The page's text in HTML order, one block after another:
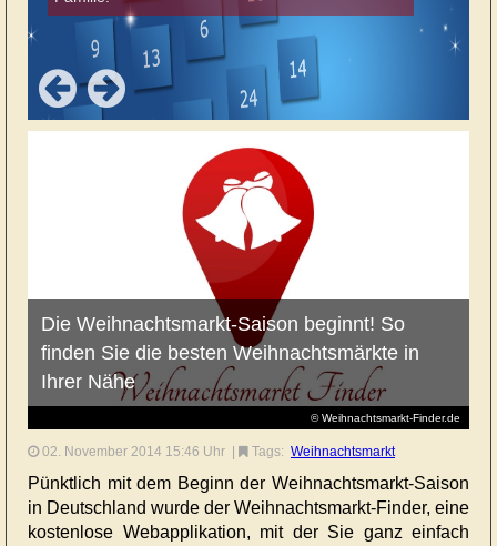
© Weihnachtsmarkt-Finder.de
Die Weihnachtsmarkt-Saison beginnt! So
finden Sie die besten Weihnachtsmärkte in
Ihrer Nähe
02. November 2014 15:46 Uhr Tags: Weihnachtsmarkt
Pünktlich mit dem Beginn der Weihnachtsmarkt-Saison
in Deutschland wurde der Weihnachtsmarkt-Finder, eine
kostenlose Webapplikation, mit der Sie ganz einfach